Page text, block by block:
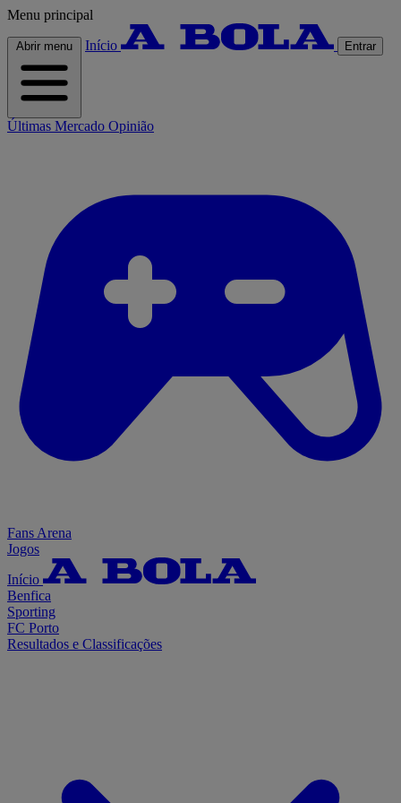
Menu principal
Abrir menu Início Entrar
Últimas Mercado Opinião
Fans Arena
Jogos
Início
Benfica
Sporting
FC Porto
Resultados e Classificações